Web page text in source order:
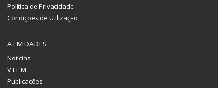
Política de Privacidade
Condições de Utilização
ATIVIDADES
Notícias
V EIEM
Publicações